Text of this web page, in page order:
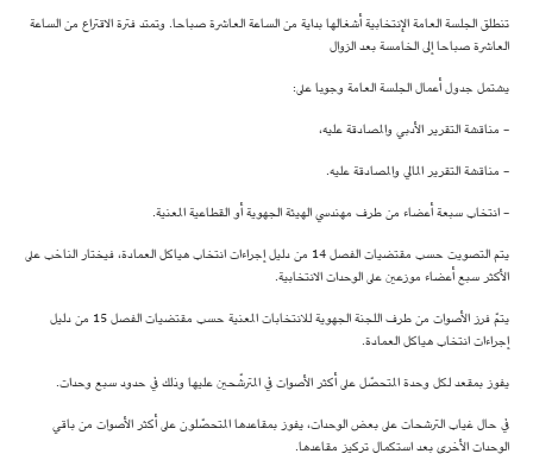
تنطلق الجلسة العامة الإنتخابية أشغالها بداية من الساعة العاشرة صباحا. وتمتد فترة الاقتراع من الساعة
العاشرة صباحا إلى الخامسة بعد الزوال
يشتمل جدول أعمال الجلسة العامة وجوبا على:
- مناقشة التقرير الأدبي والمصادقة عليه،
- مناقشة التقرير المالي والمصادقة عليه.
- انتخاب سبعة أعضاء من طرف مهندسي الهيئة الجهوية أو القطاعية المعنية.
يتم التصويت حسب مقتضيات الفصل 14 من دليل إجراءات انتخاب هياكل العمادة، فيختار الناخب على
الأكثر سبع أعضاء موزعين على الوحدات الانتخابية.
يتمّ فرز الأصوات من طرف اللجنة الجهوية للانتخابات المعنية حسب مقتضيات الفصل 15 من دليل
إجراءات انتخاب هياكل العمادة.
يفوز بمقعد لكل وحدة المتحصّل على أكثر الأصوات في المترشّحين عليها وذلك في حدود سبع وحدات.
في حال غياب الترشحات على بعض الوحدات، يفوز بمقاعدها المتحصّلون على أكثر الأصوات من باقي
الوحدات الأخرى بعد استكمال تركيز مقاعدها.